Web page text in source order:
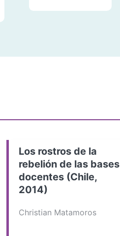
Los rostros de la
rebelión de las bases
docentes (Chile,
2014)
Christian Matamoros